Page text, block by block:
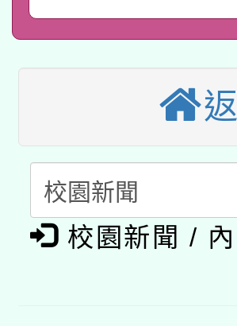
招甄選結果
招)
適應運動共
本館辦理115
暨閱讀推動專
科技賦能─
礎課程
A3數位素養
「數位內容
pilot」
有關大陸委
轉知經濟部
校園新聞 / 內